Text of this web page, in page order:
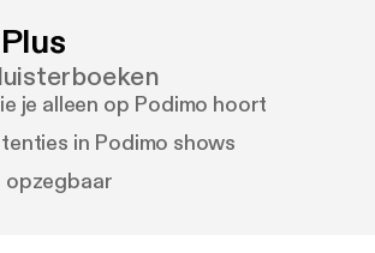
je alleen op Podimo hoort
in Podimo shows
opzegbaar